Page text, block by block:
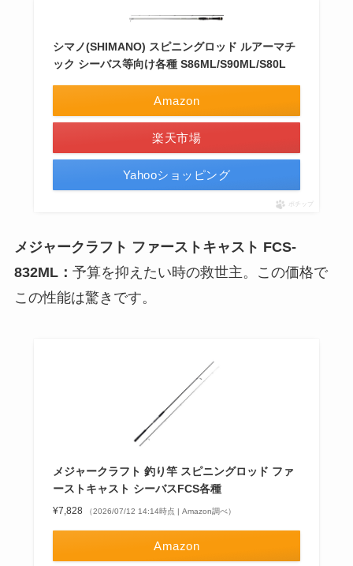
シマノ(SHIMANO) スピニングロッド ルアーマチ
ック シーバス等向け各種 S86ML/S90ML/S80L
Amazon
楽天市場
Yahooショッピング
ポチップ
メジャークラフト ファーストキャスト FCS-
832ML： 予算を抑えたい時の救世主。この価格で
この性能は驚きです。
メジャークラフト 釣り竿 スピニングロッド ファ
ーストキャスト シーバスFCS各種
¥7,828 （2026/07/12 14:14時点 | Amazon調べ）
Amazon